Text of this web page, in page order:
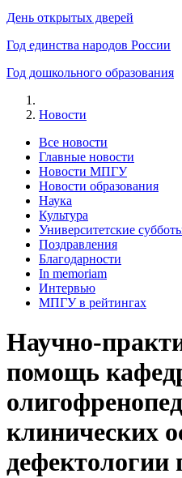
День открытых дверей
Год единства народов России
Год дошкольного образования
Новости
Все новости
Главные новости
Новости МПГУ
Новости образования
Наука
Культура
Университетские
Поздравления
Благодарности
In memoriam
Интервью
МПГУ в рейтингах
Научно-
помощь
клинических
дефектологии